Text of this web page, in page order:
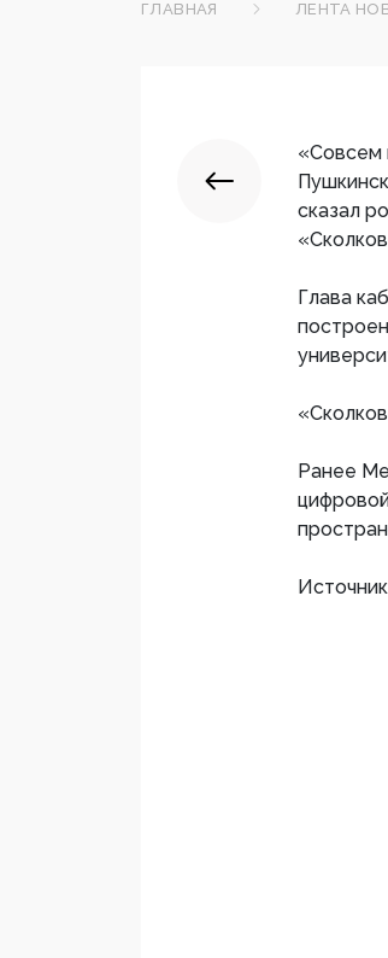
ГЛАВНАЯ ЛЕНТА
«Совсем
сказал
Глава
Ранее